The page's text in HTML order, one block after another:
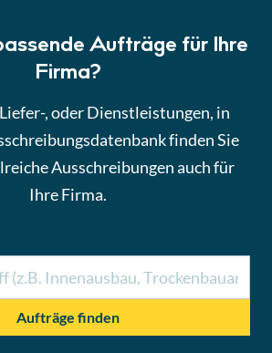
Aufträge für Ihre
Firma?
, oder Dienstleistungen, in
finden Sie
Ausschreibungen auch für
Ihre Firma.
Aufträge finden